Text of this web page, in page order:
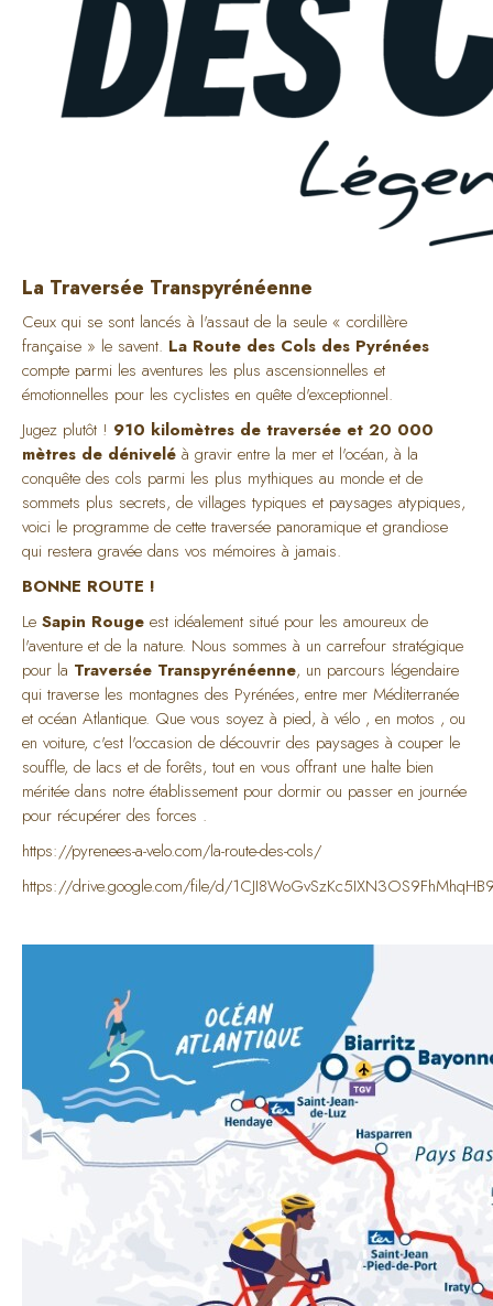
La Traversée Transpyrénéenne
Ceux qui se sont lancés à l'assaut de la seule « cordillère
française » le savent. La Route des Cols des Pyrénées
compte parmi les aventures les plus ascensionnelles et
émotionnelles pour les cyclistes en quête d'exceptionnel.
Jugez plutôt ! 910 kilomètres de traversée et 20 000
mètres de dénivelé à gravir entre la mer et l'océan, à la
conquête des cols parmi les plus mythiques au monde et de
sommets plus secrets, de villages typiques et paysages atypiques,
voici le programme de cette traversée panoramique et grandiose
qui restera gravée dans vos mémoires à jamais.
BONNE ROUTE !
Le Sapin Rouge est idéalement situé pour les amoureux de
l'aventure et de la nature. Nous sommes à un carrefour stratégique
pour la Traversée Transpyrénéenne, un parcours légendaire
qui traverse les montagnes des Pyrénées, entre mer Méditerranée
et océan Atlantique. Que vous soyez à pied, à vélo , en motos , ou
en voiture, c'est l'occasion de découvrir des paysages à couper le
souffle, de lacs et de forêts, tout en vous offrant une halte bien
méritée dans notre établissement pour dormir ou passer en journée
pour récupérer des forces .
https://pyrenees-a-velo.com/la-route-des-cols/
https://drive.google.com/file/d/